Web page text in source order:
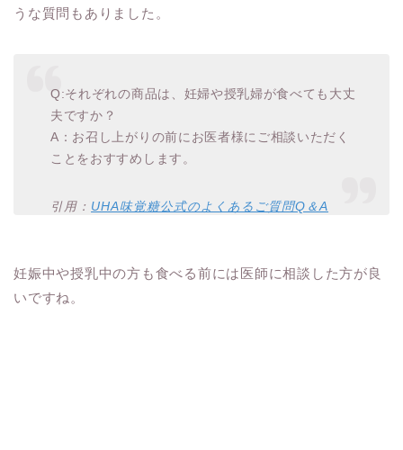
うな質問もありました。
Q:それぞれの商品は、妊婦や授乳婦が食べても大丈
夫ですか？
A：お召し上がりの前にお医者様にご相談いただく
ことをおすすめします。
引用： UHA味覚糖公式のよくあるご質問Q＆A
妊娠中や授乳中の方も食べる前には医師に相談した方が良
いですね。